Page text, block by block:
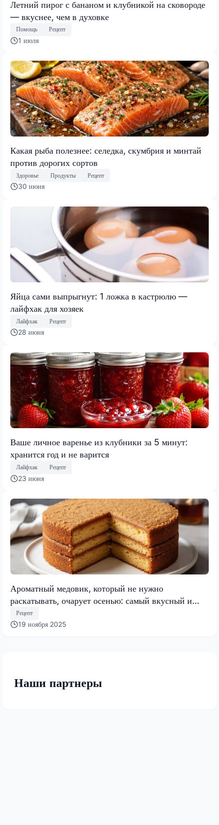
Летний пирог с бананом и клубникой на сковороде
— вкуснее, чем в духовке
Помощь Рецепт
1 июля
Какая рыба полезнее: селедка, скумбрия и минтай
против дорогих сортов
Здоровье Продукты Рецепт
30 июня
Яйца сами выпрыгнут: 1 ложка в кастрюлю —
лайфхак для хозяек
Лайфхак Рецепт
28 июня
Ваше личное варенье из клубники за 5 минут:
хранится год и не варится
Лайфхак Рецепт
23 июня
Ароматный медовик, который не нужно
раскатывать, очарует осенью: самый вкусный и
быстрый торт 2025 года
Рецепт
19 ноября 2025
Наши партнеры